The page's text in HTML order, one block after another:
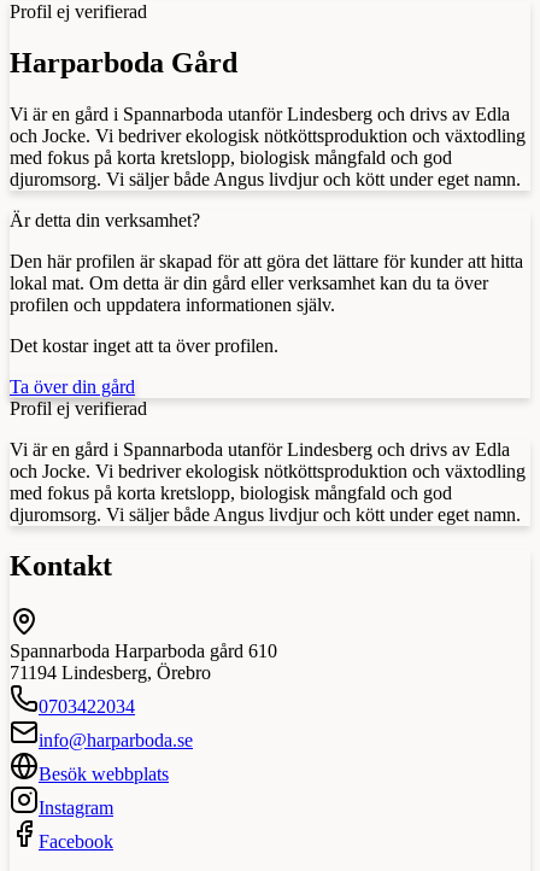
Profil ej verifierad
Harparboda Gård
Vi är en gård i Spannarboda utanför Lindesberg och drivs av Edla
och Jocke. Vi bedriver ekologisk nötköttsproduktion och växtodling
med fokus på korta kretslopp, biologisk mångfald och god
djuromsorg. Vi säljer både Angus livdjur och kött under eget namn.
Är detta din verksamhet?
Den här profilen är skapad för att göra det lättare för kunder att hitta
lokal mat. Om detta är din gård eller verksamhet kan du ta över
profilen och uppdatera informationen själv.
Det kostar inget att ta över profilen.
Ta över din gård
Profil ej verifierad
Vi är en gård i Spannarboda utanför Lindesberg och drivs av Edla
och Jocke. Vi bedriver ekologisk nötköttsproduktion och växtodling
med fokus på korta kretslopp, biologisk mångfald och god
djuromsorg. Vi säljer både Angus livdjur och kött under eget namn.
Kontakt
Spannarboda Harparboda gård 610
71194 Lindesberg, Örebro
0703422034
info@harparboda.se
Besök webbplats
Instagram
Facebook